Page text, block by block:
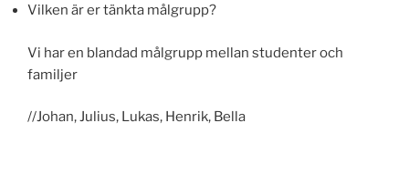
Vilken är er tänkta målgrupp?
Vi har en blandad målgrupp mellan studenter och
familjer
//Johan, Julius, Lukas, Henrik, Bella